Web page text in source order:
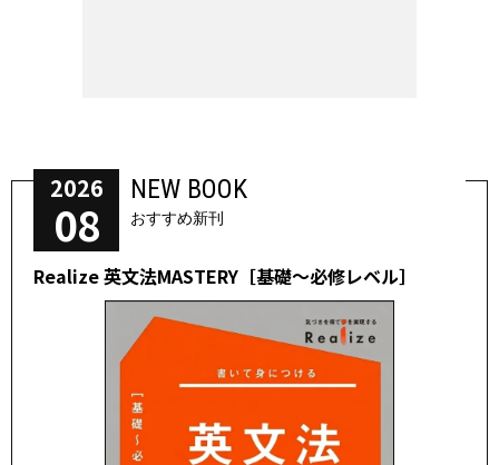
2026
08
NEW BOOK
おすすめ新刊
Realize 英文法MASTERY［基礎～必修レベル］